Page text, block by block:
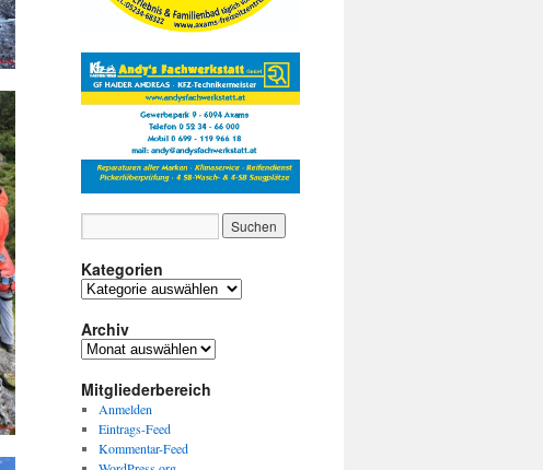
Kategorien
Kategorien
Archiv
Archiv
Mitgliederbereich
Anmelden
Eintrags-Feed
Kommentar-Feed